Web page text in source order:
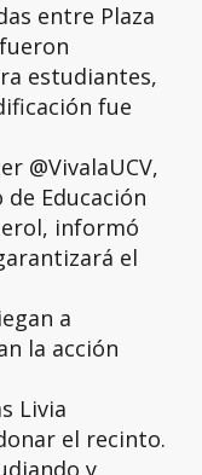
entre Plaza
estudiantes,
fue
@VivalaUCV,
Educación
informó
el
a
la acción
Livia
el recinto.
y